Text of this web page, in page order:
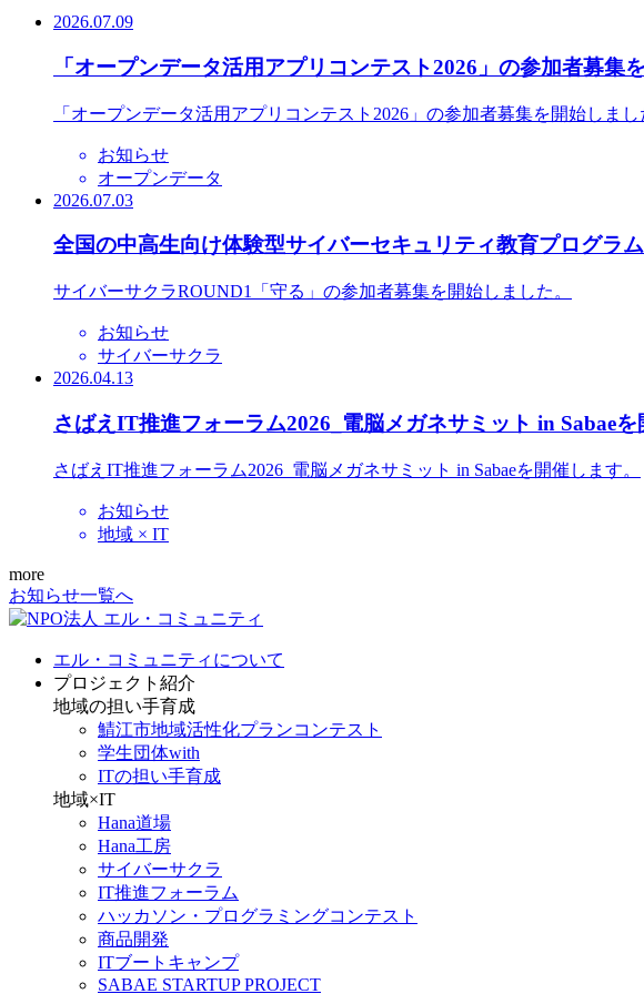
2026.07.09
「オープンデータ活用アプリコンテスト2026」の参加者募集
「オープンデータ活用アプリコンテスト2026」の参加者募集を開始しまし
お知らせ
オープンデータ
2026.07.03
全国の中高生向け体験型サイバーセキュリティ教育プログラ
サイバーサクラROUND1「守る」の参加者募集を開始しました。
お知らせ
サイバーサクラ
2026.04.13
さばえIT推進フォーラム2026_電脳メガネサミット in Sabaeを
さばえIT推進フォーラム2026_電脳メガネサミット in Sabaeを開催します。
お知らせ
地域 × IT
more
お知らせ一覧へ
エル・コミュニティについて
プロジェクト紹介
地域の担い手育成
鯖江市地域活性化プランコンテスト
学生団体with
ITの担い手育成
地域×IT
Hana道場
Hana工房
サイバーサクラ
IT推進フォーラム
ハッカソン・プログラミングコンテスト
商品開発
ITブートキャンプ
SABAE STARTUP PROJECT